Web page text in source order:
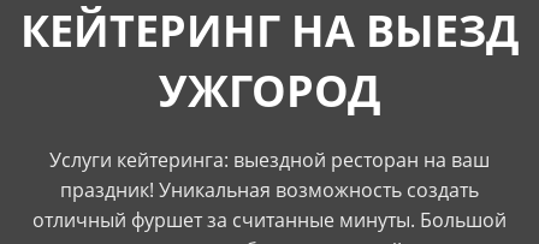
КЕЙТЕРИНГ НА ВЫЕЗД
УЖГОРОД
Услуги кейтеринга: выездной ресторан на ваш
праздник! Уникальная возможность создать
отличный фуршет за считанные минуты. Большой